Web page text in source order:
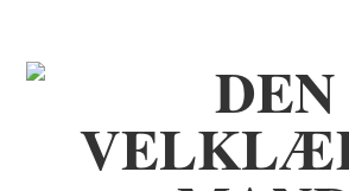
indhold